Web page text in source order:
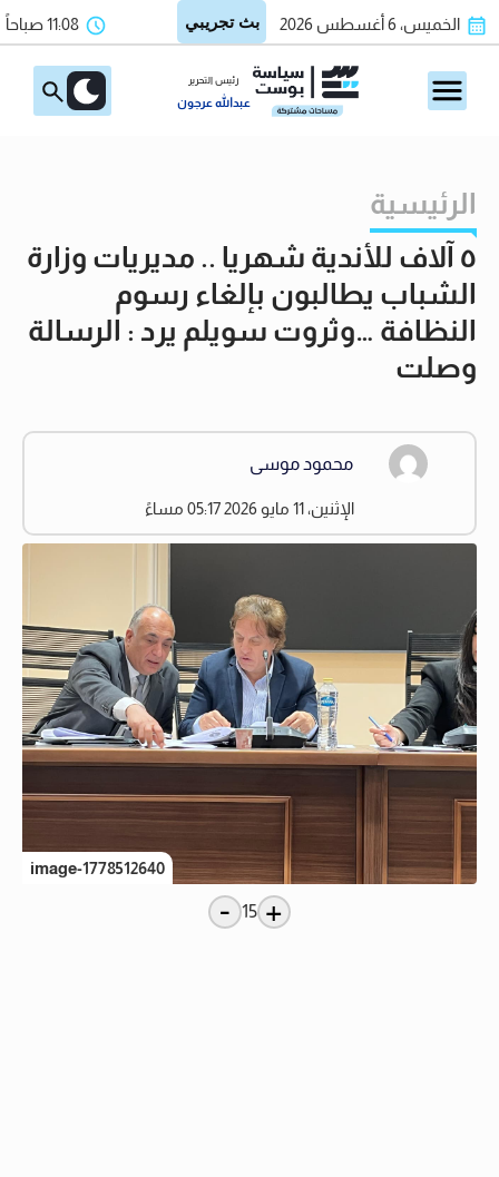
الخميس، 6 أغسطس 2026 11:08 صباحاً
رئيس التحرير
عبدالله عرجون
الرئيسية
٥ آلاف للأندية شهريا .. مديريات وزارة
الشباب يطالبون بإلغاء رسوم
النظافة …وثروت سويلم يرد : الرسالة
وصلت
محمود موسى
الإثنين، 11 مايو 2026 05:17 مساءً
image-1778512640
+
15
-